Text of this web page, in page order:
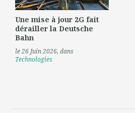
Une mise à jour 2G fait
dérailler la Deutsche
Bahn
le 26 Juin 2026, dans
Technologies